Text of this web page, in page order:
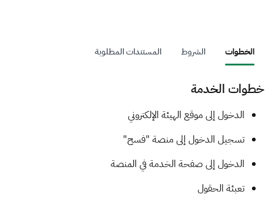
الخطوات الشروط المستندات المطلوبة
خطوات الخدمة
​​​​الدخول إلى موقع الهيئة الإلكتروني
تسجيل الدخول إلى منصة "فسح"
الدخول إلى صفحة الخدمة في المنصة
تعبئة الحقول